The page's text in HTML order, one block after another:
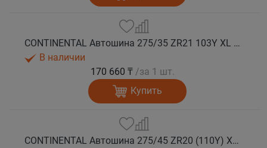
CONTINENTAL Автошина 275/35 ZR21 103Y XL FR ContiSportContact 5P N1 лето
В наличии
170 660 ₸ /за 1 шт.
Купить
CONTINENTAL Автошина 275/45 ZR20 (110Y) XL FR ContiSportContact 5P N0 лето